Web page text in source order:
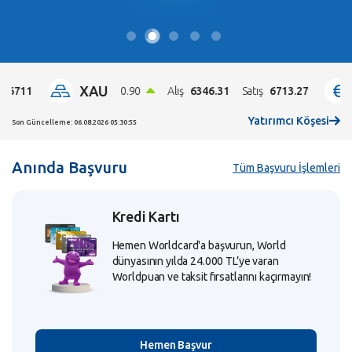
XAU 0.90 Alış 6346.31 Satış 6713.27 EUR
Son Güncelleme: 06.08.2026 05:30:55 Yatırımcı Köşesi
Anında Başvuru Tüm Başvuru İşlemleri
Kredi Kartı
Hemen Worldcard'a başvurun, World
dünyasının yılda 24.000 TL’ye varan
Worldpuan ve taksit fırsatlarını kaçırmayın!
Hemen Başvur